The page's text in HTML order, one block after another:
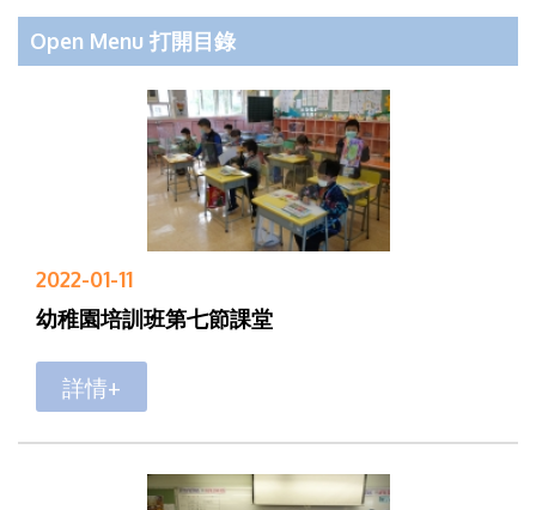
Open Menu 打開目錄
2022-01-11
幼稚園培訓班第七節課堂
詳情+